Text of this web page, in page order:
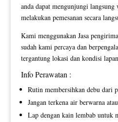
anda dapat mengunjungi langsung
melakukan pemesanan secara
Kami menggunakan Jasa
sudah kami percaya dan
tergantung lokasi dan kondisi
Info Perawatan :
Rutin membersihkan debu dari
Jangan terkena air berwarna
Lap dengan kain lembab untuk